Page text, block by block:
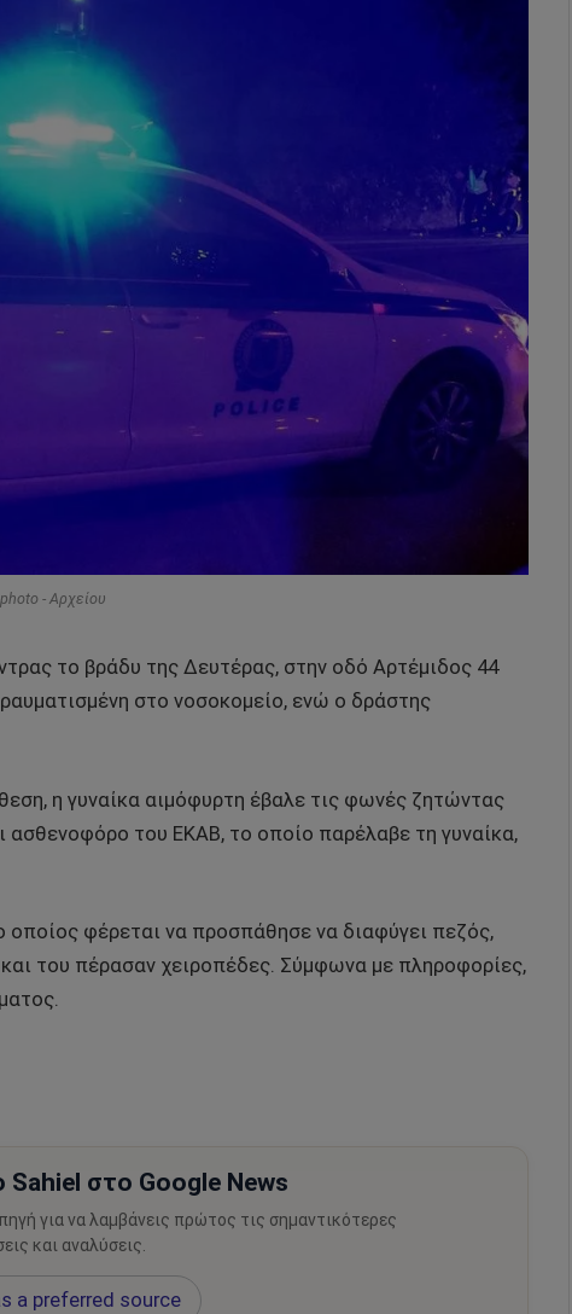
photo - Αρχείου
το βράδυ της Δευτέρας, στην οδό Αρτέμιδος 44
στο νοσοκομείο, ενώ ο δράστης
η γυναίκα αιμόφυρτη έβαλε τις φωνές ζητώντας
ασθενοφόρο του ΕΚΑΒ, το οποίο παρέλαβε τη γυναίκα,
φέρεται να προσπάθησε να διαφύγει πεζός,
του πέρασαν χειροπέδες. Σύμφωνα με πληροφορίες,
στο Google News
για να λαμβάνεις πρώτος τις σημαντικότερες
και αναλύσεις.
a preferred source